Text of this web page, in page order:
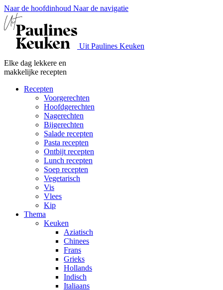
Naar de hoofdinhoud Naar de navigatie
Uit Paulines Keuken
Elke dag lekkere en
makkelijke recepten
Recepten
Voorgerechten
Hoofdgerechten
Nagerechten
Bijgerechten
Salade recepten
Pasta recepten
Ontbijt recepten
Lunch recepten
Soep recepten
Vegetarisch
Vis
Vlees
Kip
Thema
Keuken
Aziatisch
Chinees
Frans
Grieks
Hollands
Indisch
Italiaans